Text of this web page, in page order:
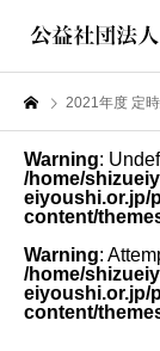
2021年度 定
Warning:
/home/
eiyoushi.or.jp/
content/
Warning:
/home/
eiyoushi.or.jp/
content/